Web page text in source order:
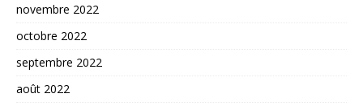
novembre 2022
octobre 2022
septembre 2022
août 2022